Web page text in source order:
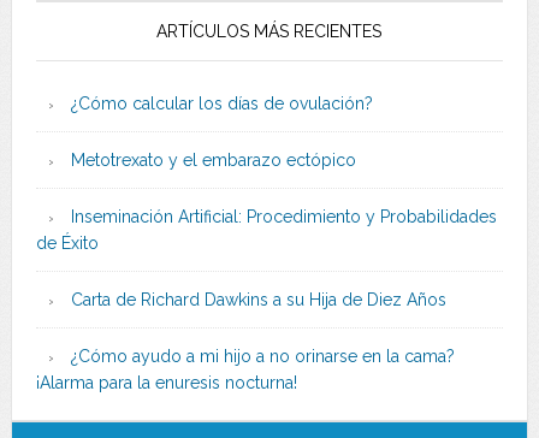
ARTÍCULOS MÁS RECIENTES
¿Cómo calcular los días de ovulación?
Metotrexato y el embarazo ectópico
Inseminación Artificial: Procedimiento y Probabilidades
de Éxito
Carta de Richard Dawkins a su Hija de Diez Años
¿Cómo ayudo a mi hijo a no orinarse en la cama?
¡Alarma para la enuresis nocturna!